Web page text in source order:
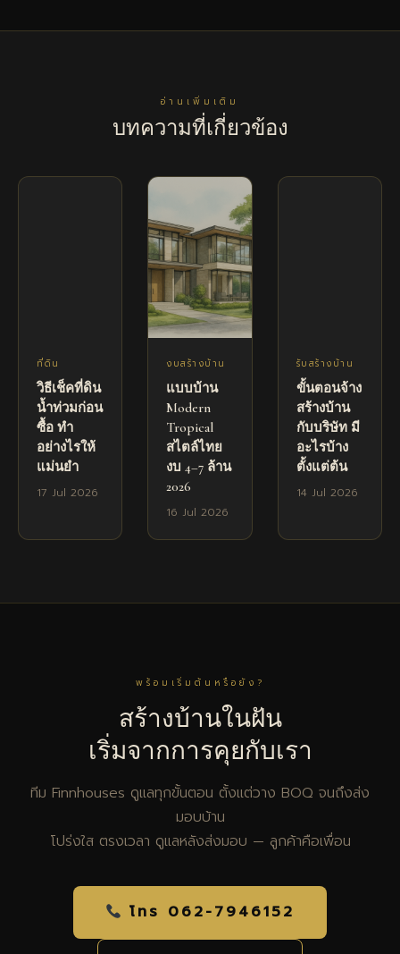
อ่านเพิ่มเติม
บทความที่เกี่ยวข้อง
ที่ดิน
วิธีเช็คที่ดิน
น้ำท่วมก่อน
ซื้อ ทำ
อย่างไรให้
แม่นยำ
17 Jul 2026
งบสร้างบ้าน
แบบบ้าน
Modern
Tropical
สไตล์ไทย
งบ 4–7 ล้าน
2026
16 Jul 2026
รับสร้างบ้าน
ขั้นตอนจ้าง
สร้างบ้าน
กับบริษัท มี
อะไรบ้าง
ตั้งแต่ต้น
14 Jul 2026
พร้อมเริ่มต้นหรือยัง?
สร้างบ้านในฝัน
เริ่มจากการคุยกับเรา
ทีม Finnhouses ดูแลทุกขั้นตอน ตั้งแต่วาง BOQ จนถึงส่ง
มอบบ้าน
โปร่งใส ตรงเวลา ดูแลหลังส่งมอบ — ลูกค้าคือเพื่อน
โทร 062-7946152